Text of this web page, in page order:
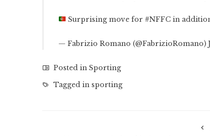
Surprising move for #NFFCin
— Fabrizio Romano (@FabrizioRomano)
Posted in Sporting
Tagged in sporting